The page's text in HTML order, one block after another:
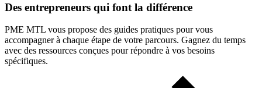
Des entrepreneurs qui font la différence
PME MTL vous propose des guides pratiques pour vous
accompagner à chaque étape de votre parcours. Gagnez du temps
avec des ressources conçues pour répondre à vos besoins
spécifiques.